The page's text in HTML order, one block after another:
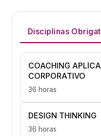
Disciplinas
COACHING
CORPORATIVO
36 horas
DESIGN THINKING
36 horas